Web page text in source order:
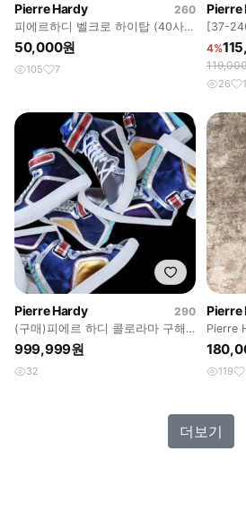
Pierre Hardy
260
피에르하디 벨크로 하이탑 (40사이
즈/실사이즈260-265)
50,000원
105 7
Pierre
[37-
오렌지
4%
26 1
Pierre Hardy
290
(구매)피에르 하디 콜로라마 구해
요
999,999원
32
Pierre
Pierre
119
더보기